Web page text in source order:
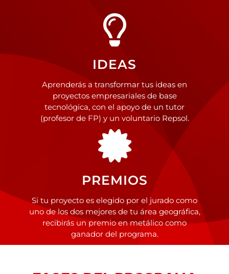
IDEAS
Aprenderás a transformar tus ideas en
proyectos empresariales de base
tecnológica, con el apoyo de un tutor
(profesor de FP) y un voluntario Repsol.
PREMIOS
Si tu proyecto es elegido por el jurado como
uno de los dos mejores de tu área geográfica,
recibirás un premio en metálico como
ganador del programa.